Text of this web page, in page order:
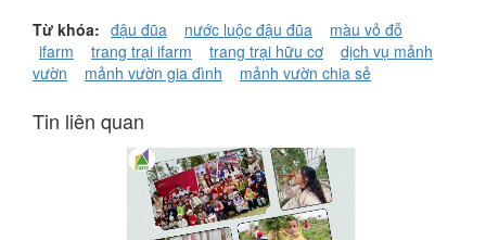
Từ khóa: đậu đũa nước luộc đậu đũa
màu vỏ đỗ
ifarm
trang trại ifarm trang trại hữu cơ
dịch vụ mảnh
vườn
mảnh vườn gia đình mảnh vườn chia sẻ
Tin liên quan